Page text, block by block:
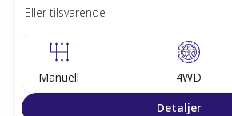
Eller tilsvarende
Manuell 4WD
Detaljer